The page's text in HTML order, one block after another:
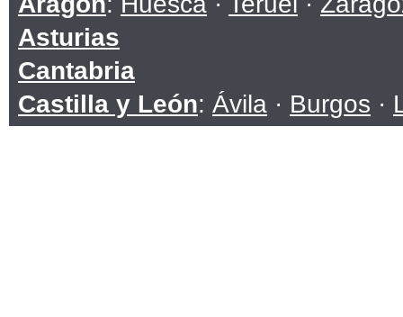
Asturias
Cantabria
Castilla y León: Ávila · Burgos ·